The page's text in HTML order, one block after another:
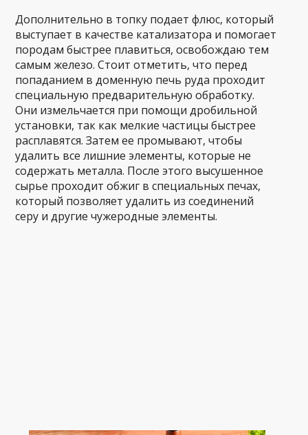
Дополнительно в топку подает флюс, который
выступает в качестве катализатора и помогает
породам быстрее плавиться, освобождаю тем
самым железо. Стоит отметить, что перед
попаданием в доменную печь руда проходит
специальную предварительную обработку.
Они измельчается при помощи дробильной
установки, так как мелкие частицы быстрее
расплавятся. Затем ее промывают, чтобы
удалить все лишние элементы, которые не
содержать металла. После этого высушенное
сырье проходит обжиг в специальных печах,
который позволяет удалить из соединений
серу и другие чужеродные элементы.